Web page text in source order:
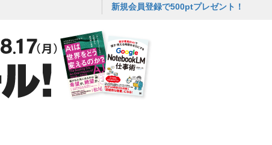
新規会員登録で500ptプレゼント！